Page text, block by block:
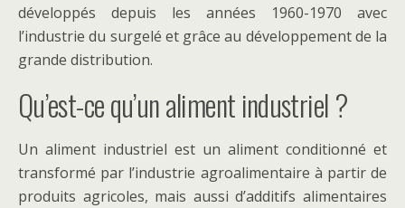
développés depuis les années 1960-1970 avec
l’industrie du surgelé et grâce au développement de la
grande distribution.
Qu’est-ce qu’un aliment industriel ?
Un aliment industriel est un aliment conditionné et
transformé par l’industrie agroalimentaire à partir de
produits agricoles, mais aussi d’additifs alimentaires